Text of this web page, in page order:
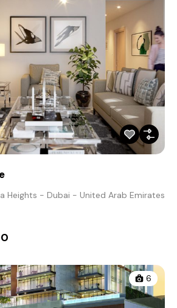
Heights - Dubai - United Arab Emirates
6